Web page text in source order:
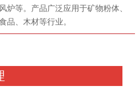
炉等。产品广泛应用于矿物粉体、
品、木材等行业。